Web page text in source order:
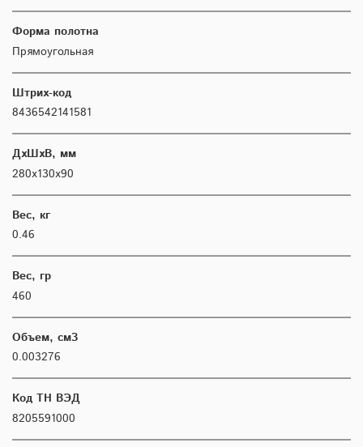
Форма полотна
Прямоугольная
Штрих-код
8436542141581
ДхШхВ, мм
280х130х90
Вес, кг
0.46
Вес, гр
460
Объем, см3
0.003276
Код ТН ВЭД
8205591000